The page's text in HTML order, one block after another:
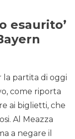
esaurito’
la partita di oggi
come riporta
ai biglietti, che
Al Meazza
a negare il